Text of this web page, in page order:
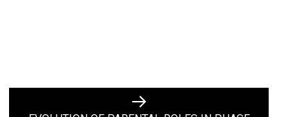
Next